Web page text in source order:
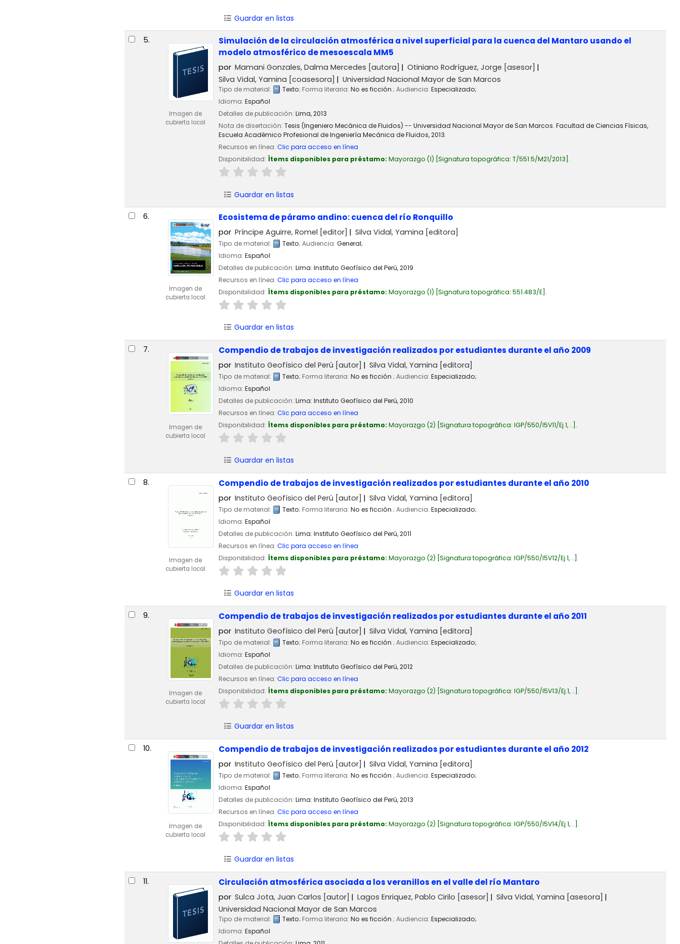
Guardar en listas
5.
Imagen de
cubierta local
Simulación de la circulación atmosférica a nivel superficial para la cuenca del Mantaro usando el
modelo atmosférico de mesoescala MM5
por Mamani Gonzales, Dalma Mercedes [autora] Otiniano Rodríguez, Jorge [asesor]
Silva Vidal, Yamina [coasesora] Universidad Nacional Mayor de San Marcos
Tipo de material: Texto; Forma literaria: No es ficción ; Audiencia: Especializado;
Idioma: Español
Detalles de publicación: Lima,2013
Nota de disertación: Tesis (Ingeniero Mecánica de Fluidos) -- Universidad Nacional Mayor de San Marcos. Facultad de Ciencias Físicas,
Escuela Académico Profesional de Ingeniería Mecánica de Fluidos, 2013.
Recursos en línea: Clic para acceso en línea
Disponibilidad: Ítems disponibles para préstamo: Mayorazgo (1) Signatura topográfica: T/551.5/M21/2013 .
Guardar en listas
6.
Imagen de
cubierta local
Ecosistema de páramo andino: cuenca del río Ronquillo
por Príncipe Aguirre, Romel [editor] Silva Vidal, Yamina [editora]
Tipo de material: Texto; Audiencia: General;
Idioma: Español
Detalles de publicación: Lima: Instituto Geofísico del Perú,2019
Recursos en línea: Clic para acceso en línea
Disponibilidad: Ítems disponibles para préstamo: Mayorazgo (1) Signatura topográfica: 551.483/E .
Guardar en listas
7.
Imagen de
cubierta local
Compendio de trabajos de investigación realizados por estudiantes durante el año 2009
por Instituto Geofísico del Perú [autor] Silva Vidal, Yamina [editora]
Tipo de material: Texto; Forma literaria: No es ficción ; Audiencia: Especializado;
Idioma: Español
Detalles de publicación: Lima: Instituto Geofísico del Perú,2010
Recursos en línea: Clic para acceso en línea
Disponibilidad: Ítems disponibles para préstamo: Mayorazgo (2) Signatura topográfica: IGP/550/I5V11/Ej.1, .. .
Guardar en listas
8.
Imagen de
cubierta local
Compendio de trabajos de investigación realizados por estudiantes durante el año 2010
por Instituto Geofísico del Perú [autor] Silva Vidal, Yamina [editora]
Tipo de material: Texto; Forma literaria: No es ficción ; Audiencia: Especializado;
Idioma: Español
Detalles de publicación: Lima: Instituto Geofísico del Perú,2011
Recursos en línea: Clic para acceso en línea
Disponibilidad: Ítems disponibles para préstamo: Mayorazgo (2) Signatura topográfica: IGP/550/I5V12/Ej.1, .. .
Guardar en listas
9.
Imagen de
cubierta local
Compendio de trabajos de investigación realizados por estudiantes durante el año 2011
por Instituto Geofísico del Perú [autor] Silva Vidal, Yamina [editora]
Tipo de material: Texto; Forma literaria: No es ficción ; Audiencia: Especializado;
Idioma: Español
Detalles de publicación: Lima: Instituto Geofísico del Perú,2012
Recursos en línea: Clic para acceso en línea
Disponibilidad: Ítems disponibles para préstamo: Mayorazgo (2) Signatura topográfica: IGP/550/I5V13/Ej.1, .. .
Guardar en listas
10.
Imagen de
cubierta local
Compendio de trabajos de investigación realizados por estudiantes durante el año 2012
por Instituto Geofísico del Perú [autor] Silva Vidal, Yamina [editora]
Tipo de material: Texto; Forma literaria: No es ficción ; Audiencia: Especializado;
Idioma: Español
Detalles de publicación: Lima: Instituto Geofísico del Perú,2013
Recursos en línea: Clic para acceso en línea
Disponibilidad: Ítems disponibles para préstamo: Mayorazgo (2) Signatura topográfica: IGP/550/I5V14/Ej.1, .. .
Guardar en listas
11. Circulación atmosférica asociada a los veranillos en el valle del río Mantaro
por Sulca Jota, Juan Carlos [autor] Lagos Enriquez, Pablo Cirilo [asesor] Silva Vidal, Yamina [asesora]
Universidad Nacional Mayor de San Marcos
Tipo de material: Texto; Forma literaria: No es ficción ; Audiencia: Especializado;
Idioma: Español